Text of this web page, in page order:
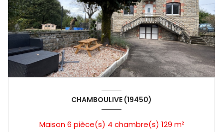
CHAMBOULIVE (19450)
Maison 6 pièce(s) 4 chambre(s) 129 m²